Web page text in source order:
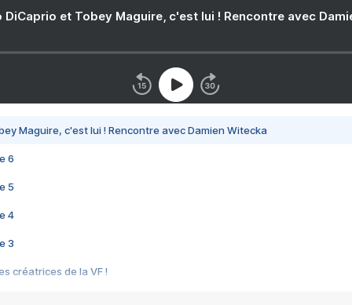
DiCaprio et Tobey Maguire, c'est lui ! Rencontre avec
Maguire, c'est lui ! Rencontre avec Damien Witecka
6
5
4
3
créatrices de la VF !